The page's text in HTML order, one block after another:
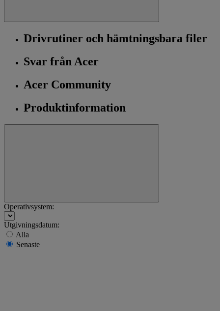
Drivrutiner och hämtningsbara filer
Svar från Acer
Acer Community
Produktinformation
Operativsystem:
Utgivningsdatum:
Alla
Senaste